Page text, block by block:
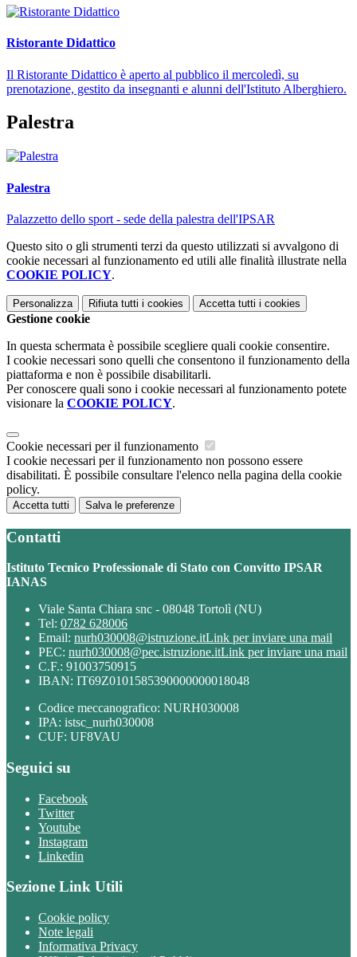
Ristorante Didattico
Il Ristorante Didattico è aperto al pubblico il mercoledì, su
prenotazione, gestito da insegnanti e alunni dell'Istituto Alberghiero.
Palestra
Palestra
Palazzetto dello sport - sede della palestra dell'IPSAR
Questo sito o gli strumenti terzi da questo utilizzati si avvalgono di
cookie necessari al funzionamento ed utili alle finalità illustrate nella
COOKIE POLICY.
Personalizza Rifiuta tutti i cookies Accetta tutti i cookies
Gestione cookie
In questa schermata è possibile scegliere quali cookie consentire.
I cookie necessari sono quelli che consentono il funzionamento della
piattaforma e non è possibile disabilitarli.
Per conoscere quali sono i cookie necessari al funzionamento potete
visionare la COOKIE POLICY.
Cookie necessari per il funzionamento
I cookie necessari per il funzionamento non possono essere
disabilitati. È possibile consultare l'elenco nella pagina della cookie
policy.
Accetta tutti Salva le preferenze
Contatti
Istituto Tecnico Professionale di Stato con Convitto IPSAR
IANAS
Viale Santa Chiara snc - 08048 Tortolì (NU)
Tel: 0782 628006
Email: nurh030008@istruzione.itLink per inviare una mail
PEC: nurh030008@pec.istruzione.itLink per inviare una mail
C.F.: 91003750915
IBAN: IT69Z0101585390000000018048
Codice meccanografico: NURH030008
IPA: istsc_nurh030008
CUF: UF8VAU
Seguici su
Facebook
Twitter
Youtube
Instagram
Linkedin
Sezione Link Utili
Cookie policy
Note legali
Informativa Privacy